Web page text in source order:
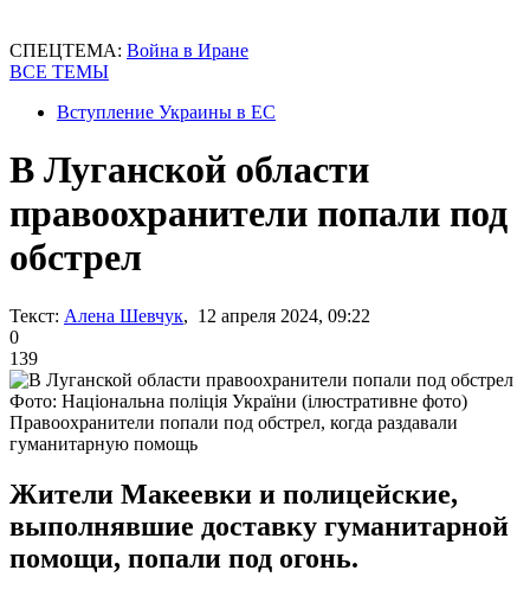
СПЕЦТЕМА: Война в Иране
ВСЕ ТЕМЫ
Вступление Украины в ЕС
В Луганской области
правоохранители попали под
обстрел
Текст: Алена Шевчук, 12 апреля 2024, 09:22
0
139
Фото: Національна поліція України (ілюстративне фото)
Правоохранители попали под обстрел, когда раздавали
гуманитарную помощь
Жители Макеевки и полицейские,
выполнявшие доставку гуманитарной
помощи, попали под огонь.